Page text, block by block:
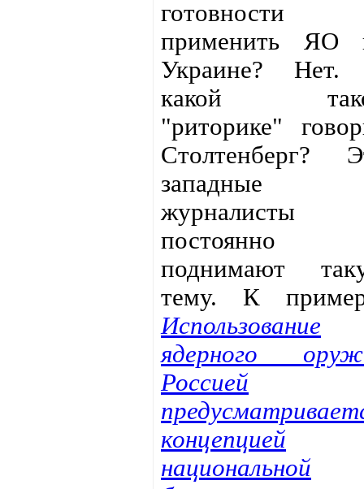
готовности
применить ЯО
Украине?
какой
"риторике"
Столтенберг?
западные
журналисты
постоянно
поднимают
тему. К
Использование
ядерного
Россией
концепцией
национальной